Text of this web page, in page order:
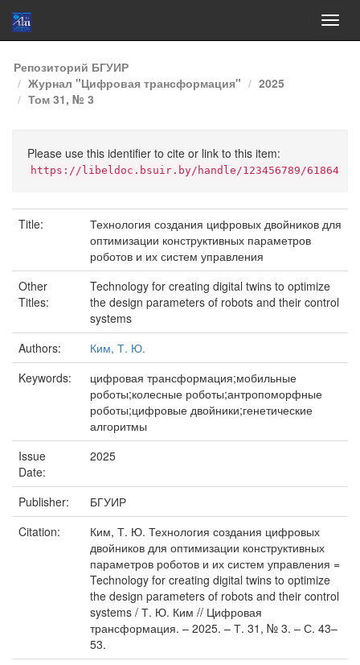
Skip
navigation
Репозиторий БГУИР
Журнал "Цифровая трансформация"
2025
Том 31, № 3
Please use this identifier to cite or link to this item:
https://libeldoc.bsuir.by/handle/123456789/61864
Title:
Технология создания цифровых двойников для
оптимизации конструктивных параметров
роботов и их систем управления
Other
Titles:
Technology for creating digital twins to optimize
the design parameters of robots and their control
systems
Authors:
Ким, Т. Ю.
Keywords:
цифровая трансформация;мобильные
роботы;колесные роботы;антропоморфные
роботы;цифровые двойники;генетические
алгоритмы
Issue
Date:
2025
Publisher:
БГУИР
Citation:
Ким, Т. Ю. Технология создания цифровых
двойников для оптимизации конструктивных
параметров роботов и их систем управления =
Technology for creating digital twins to optimize
the design parameters of robots and their control
systems / Т. Ю. Ким // Цифровая
трансформация. – 2025. – Т. 31, № 3. – С. 43–
53.